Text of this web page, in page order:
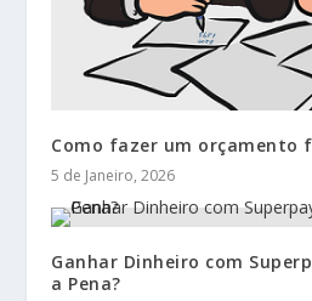
Como fazer um orçamento
5 de Janeiro, 2026
Ganhar Dinheiro com
a Pena?